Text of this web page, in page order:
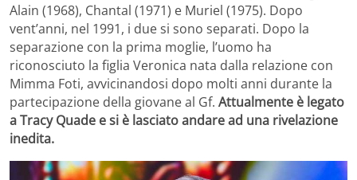
Alain (1968), Chantal (1971) e Muriel (1975). Dopo
vent’anni, nel 1991, i due si sono separati. Dopo la
separazione con la prima moglie, l’uomo ha
riconosciuto la figlia Veronica nata dalla relazione con
Mimma Foti, avvicinandosi dopo molti anni durante la
partecipazione della giovane al Gf. Attualmente è legato
a Tracy Quade e si è lasciato andare ad una rivelazione
inedita.